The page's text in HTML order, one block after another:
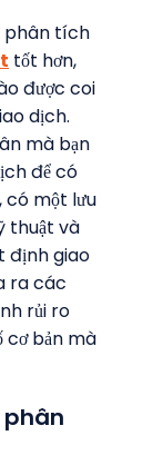
phân tích
tốt hơn,
được coi
dịch.
mà bạn
để có
có một lưu
thuật và
định giao
ra các
rủi ro
cơ bản mà